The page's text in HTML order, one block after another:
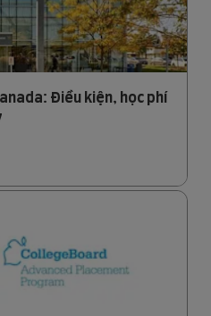
Điều kiện, học phí